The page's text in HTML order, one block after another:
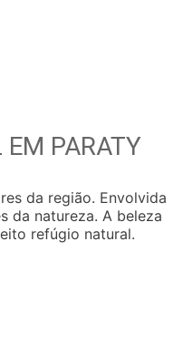
EM PARATY
da região. Envolvida
da natureza. A beleza
refúgio natural.